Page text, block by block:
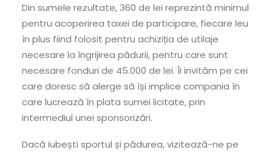
Din sumele rezultate, 360 de lei reprezintă minimul
pentru acoperirea taxei de participare, fiecare leu
în plus fiind folosit pentru achiziția de utilaje
necesare la îngrijirea pădurii, pentru care sunt
necesare fonduri de 45.000 de lei. Îi invităm pe cei
care doresc să alerge să își implice compania în
care lucrează în plata sumei licitate, prin
intermediul unei sponsorizări.
Dacă iubești sportul și pădurea, vizitează-ne pe